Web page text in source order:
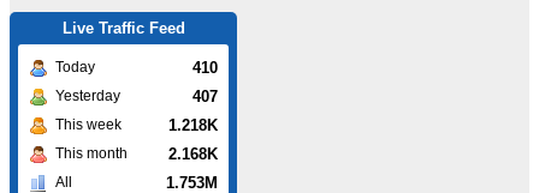
Live Traffic Feed
Today 410
Yesterday 407
This week 1.218K
This month 2.168K
All 1.753M